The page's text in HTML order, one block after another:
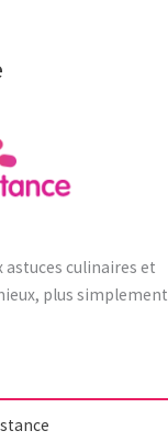
astuces culinaires et
plus simplement